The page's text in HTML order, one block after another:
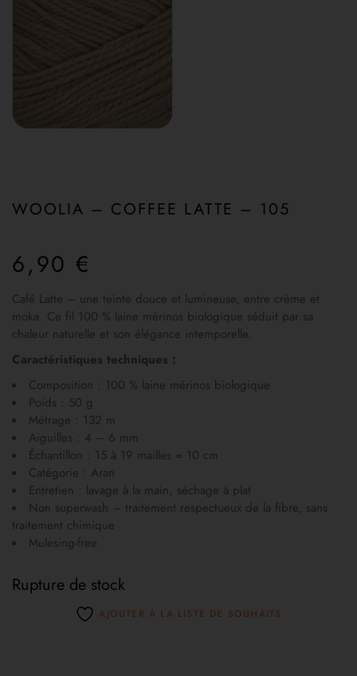
WOOLIA – COFFEE LATTE – 105
6,90 €
Café Latte – une teinte douce et lumineuse, entre crème et
moka. Ce fil 100 % laine mérinos biologique séduit par sa
chaleur naturelle et son élégance intemporelle.
Caractéristiques techniques :
Composition : 100 % laine mérinos biologique
Poids : 50 g
Métrage : 132 m
Aiguilles : 4 – 6 mm
Échantillon : 15 à 19 mailles = 10 cm
Catégorie : Aran
Entretien : lavage à la main, séchage à plat
Non superwash – traitement respectueux de la fibre, sans
traitement chimique
Mulesing-free
Rupture de stock
AJOUTER À LA LISTE DE SOUHAITS